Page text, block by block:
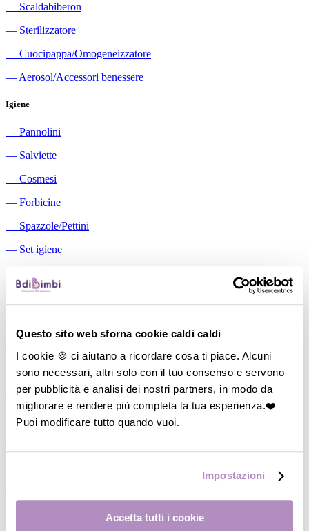
Questo sito web sforna cookie caldi caldi
I cookie 🍪 ci aiutano a ricordare cosa ti piace. Alcuni
sono necessari, altri solo con il tuo consenso e servono
per pubblicità e analisi dei nostri partners, in modo da
migliorare e rendere più completa la tua esperienza.❤️
Puoi modificare tutto quando vuoi.
Impostazioni
Accetta tutti i cookie
― Scaldabiberon
― Sterilizzatore
― Cuocipappa/Omogeneizzatore
― Aerosol/Accessori benessere
Igiene
― Pannolini
― Salviette
― Cosmesi
― Forbicine
― Spazzole/Pettini
― Set igiene
Aspiratori nasali manuali
―
Cuscini allattamento
―Biberon
―
Tettarelle
―Succhietti
Conservalatte Materno